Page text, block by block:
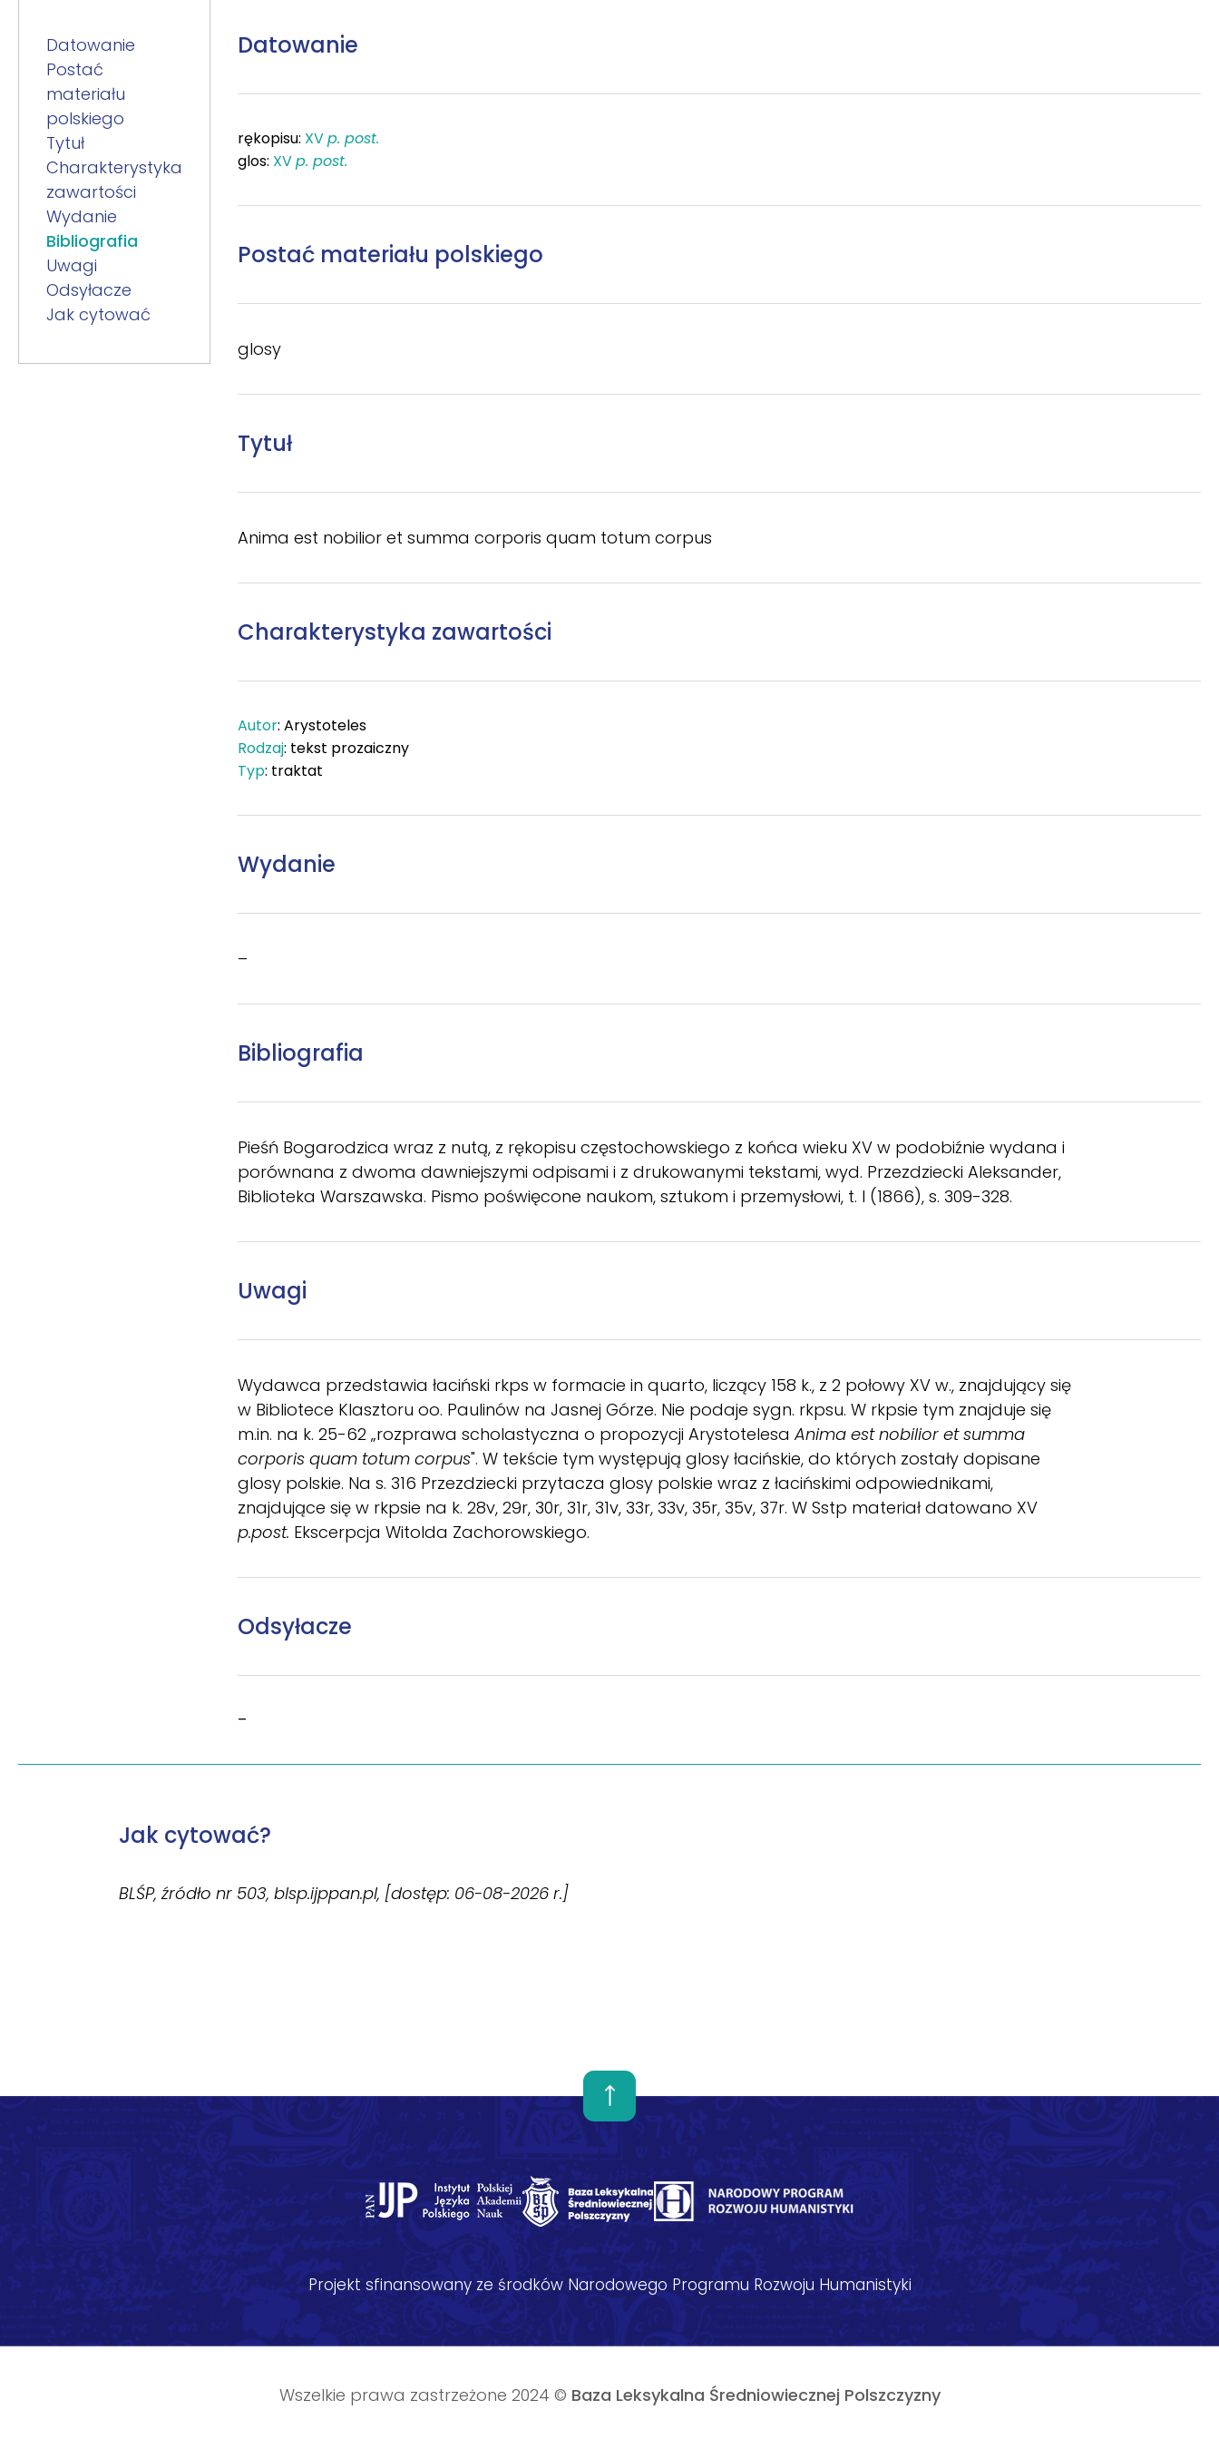
Datowanie
Postać
materiału
polskiego
Tytuł
Charakterystyka
zawartości
Wydanie
Bibliografia
Uwagi
Odsyłacze
Jak cytować
Datowanie
rękopisu: XVp. post.
glos: XVp. post.
Postać materiału polskiego
glosy
Tytuł
Anima est nobilior et summa corporis quam totum corpus
Charakterystyka zawartości
Autor: Arystoteles
Rodzaj: tekst prozaiczny
Typ: traktat
Wydanie
–
Bibliografia
Pieśń Bogarodzica wraz z nutą, z rękopisu częstochowskiego z końca wieku XV w podobiźnie wydana i
porównana z dwoma dawniejszymi odpisami i z drukowanymi tekstami, wyd. Przezdziecki Aleksander,
Biblioteka Warszawska. Pismo poświęcone naukom, sztukom i przemysłowi, t. I (1866), s. 309-328.
Uwagi
Wydawca przedstawia łaciński rkps w formacie in quarto, liczący 158 k., z 2 połowy XV w., znajdujący się
w Bibliotece Klasztoru oo. Paulinów na Jasnej Górze. Nie podaje sygn. rkpsu. W rkpsie tym znajduje się
m.in. na k. 25-62 „rozprawa scholastyczna o propozycji ArystotelesaAnima est nobilior et summa
corporis quam totum corpus". W tekście tym występują glosy łacińskie, do których zostały dopisane
glosy polskie. Na s. 316 Przezdziecki przytacza glosy polskie wraz z łacińskimi odpowiednikami,
znajdujące się w rkpsie na k. 28v, 29r, 30r, 31r, 31v, 33r, 33v, 35r, 35v, 37r. W Sstp materiał datowano XV
p.post. Ekscerpcja Witolda Zachorowskiego.
Odsyłacze
–
Jak cytować?
BLŚP, źródło nr 503, blsp.ijppan.pl, [dostęp: 06-08-2026 r.]
Projekt sfinansowany ze środków Narodowego Programu Rozwoju Humanistyki
Wszelkie prawa zastrzeżone 2024 © Baza Leksykalna Średniowiecznej Polszczyzny